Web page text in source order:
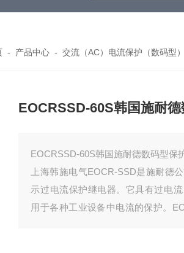
- 产品中心 -交流（AC）电流保护（数码型）
EOCRSSD-60S韩国施耐
EOCRSSD-60S韩国施耐德数码型保
上海韩施电气EOCR-SSD‌是施耐德
示过电流保护继电器。它具有过电
用于各种工业设备中电流的保护。